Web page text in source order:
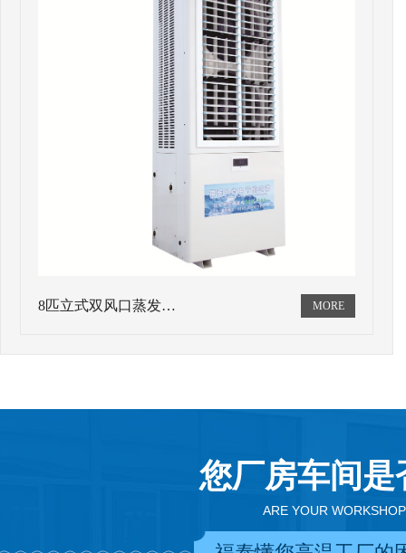
8匹立式双风口蒸发…
您厂房车间
ARE YOUR